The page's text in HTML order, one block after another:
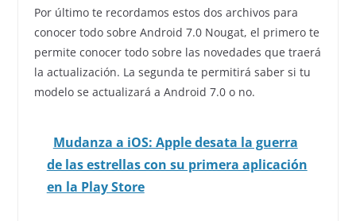
Por último te recordamos estos dos archivos para
conocer todo sobre Android 7.0 Nougat, el primero te
permite conocer todo sobre las novedades que traerá
la actualización. La segunda te permitirá saber si tu
modelo se actualizará a Android 7.0 o no.
Mudanza a iOS: Apple desata la guerra
de las estrellas con su primera aplicación
en la Play Store